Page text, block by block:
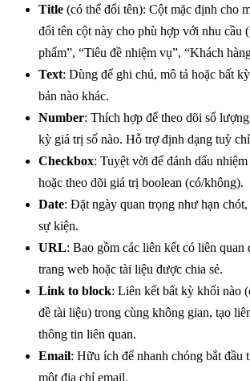
Title (có thể đổi tên): Cột mặc định cho
đổi tên cột này cho phù hợp với nhu cầu
phẩm”, “Tiêu đề nhiệm vụ”, “Khách
Text: Dùng để ghi chú, mô tả hoặc bất
bản nào khác.
Number: Thích hợp để theo dõi số
kỳ giá trị số nào. Hỗ trợ định dạng tuỳ
Checkbox: Tuyệt vời để đánh dấu
hoặc theo dõi giá trị boolean (có/không).
Date: Đặt ngày quan trọng như hạn
sự kiện.
URL: Bao gồm các liên kết có liên quan
trang web hoặc tài liệu được chia sẻ.
Link to block: Liên kết bất kỳ khối nào
đề tài liệu) trong cùng không gian, tạo
thông tin liên quan.
Email: Hữu ích để nhanh chóng bắt đầu
một địa chỉ email.